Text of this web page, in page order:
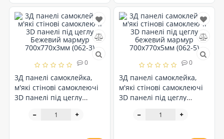
0
3Д панелі самоклейка,
м'які стінові самоклеючі
3D панелі під цеглу
700x770x3мм (062-3)
0
3Д панелі самоклейка,
м'які стінові самоклеючі
3D панелі під цеглу
700x770x5мм (062-5)